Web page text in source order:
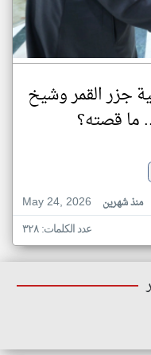
جزر القمر وشيخ
ما قصته؟
May 24, 2026
منذ شهرين
عدد الكلمات: ٣٢٨